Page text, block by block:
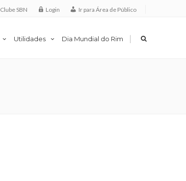
Clube SBN Login Ir para Área de Público
Utilidades Dia Mundial do Rim |